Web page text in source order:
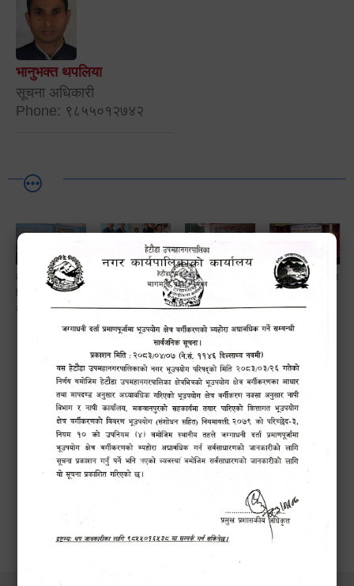
भानुभक्त थपलिया
सूचना अधिकारी
Phone: ९८५५०१२७४२
लैङ्गि असमानताका
विबिध पक्षहरु विषयक
अन्तक्रिया कार्यक्रम
उपमहानगरपालिकाबाटै
प्यान र भ्याटसहितका
कर सेवा सम्बन्धी
ड्रागन फ्रुट
महोत्सव–२०८३
सफलतापूर्वक
सम्पन्न!
सामाजिक सुरक्षा तथा
अन्तरक्रियात्मक
कार्यक्रम